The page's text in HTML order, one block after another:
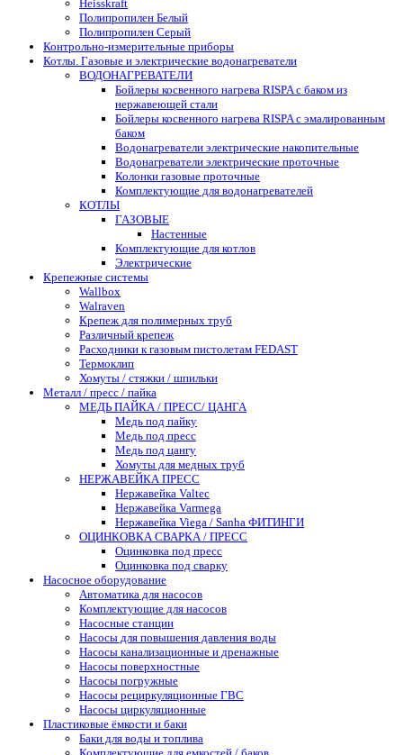
Heisskraft
Полипропилен Белый
Полипропилен Серый
Контрольно-измерительные приборы
Котлы. Газовые и электрические водонагреватели
ВОДОНАГРЕВАТЕЛИ
Бойлеры косвенного нагрева RISPA с баком из
нержавеющей стали
Бойлеры косвенного нагрева RISPA с эмалированным
баком
Водонагреватели электрические накопительные
Водонагреватели электрические проточные
Колонки газовые проточные
Комплектующие для водонагревателей
КОТЛЫ
ГАЗОВЫЕ
Настенные
Комплектующие для котлов
Электрические
Крепежные системы
Wallbox
Walraven
Крепеж для полимерных труб
Различный крепеж
Расходники к газовым пистолетам FEDAST
Термоклип
Хомуты / стяжки / шпильки
Металл / пресс / пайка
МЕДЬ ПАЙКА / ПРЕСС/ ЦАНГА
Медь под пайку
Медь под пресс
Медь под цангу
Хомуты для медных труб
НЕРЖАВЕЙКА ПРЕСС
Нержавейка Valtec
Нержавейка Varmega
Нержавейка Viega / Sanha ФИТИНГИ
ОЦИНКОВКА СВАРКА / ПРЕСС
Оцинковка под пресс
Оцинковка под сварку
Насосное оборудование
Автоматика для насосов
Комплектующие для насосов
Насосные станции
Насосы для повышения давления воды
Насосы канализационные и дренажные
Насосы поверхностные
Насосы погружные
Насосы рециркуляционные ГВС
Насосы циркуляционные
Пластиковые ёмкости и баки
Баки для воды и топлива